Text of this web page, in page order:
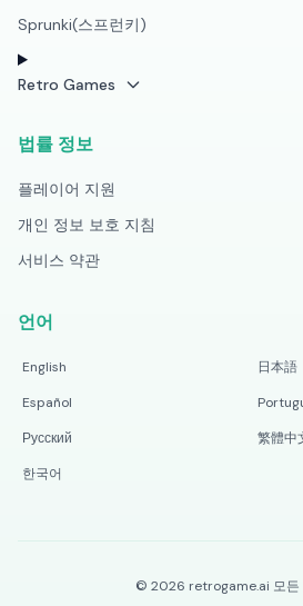
Sprunki(스프런키)
Retro Games
법률 정보
플레이어 지원
개인 정보 보호 지침
서비스 약관
언어
English
日本語
Español
Русский
繁體中
한국어
© 2026 retrogame.ai 모든